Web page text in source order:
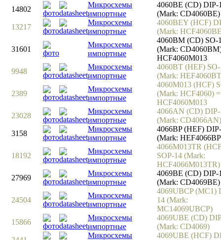
14802
Микросхемы
импортные
4060BE (CD) DIP-
(Mark: CD4060BE)
13217
Микросхемы
импортные
4060BEY (HCF)
(Mark:
31601
Микросхемы
импортные
4060BM (CD) SO-
(Mark:
HCF4060M013
9948
Микросхемы
импортные
4060BT (HEF)
(Mark:
2389
Микросхемы
импортные
4060M013 (HCF)
(Mark: HCF4060) =
HCF4060M013
23028
Микросхемы
импортные
4066AN (CD) DIP-
(Mark: CD4066AN)
3158
Микросхемы
импортные
4066BP (HEF)
(Mark:
18192
Микросхемы
импортные
4066M013TR
SOP-14 (Mark:
HCF4066M013TR)
27969
Микросхемы
импортные
4069BE (CD) DIP-
(Mark: CD4069BE)
24504
Микросхемы
импортные
4069UBCP (MC1)
14 (Mark:
MC14069UBCP)
15866
Микросхемы
импортные
4069UBE (CD)
(Mark: CD4069)
Микросхемы
4069UBE (HCF)